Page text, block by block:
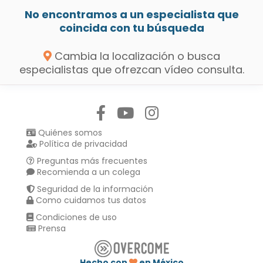
No encontramos a un especialista que
coincida con tu búsqueda
Cambia la localización o busca
especialistas que ofrezcan vídeo consulta.
Quiénes somos
Política de privacidad
Preguntas más frecuentes
Recomienda a un colega
Seguridad de la información
Como cuidamos tus datos
Condiciones de uso
Prensa